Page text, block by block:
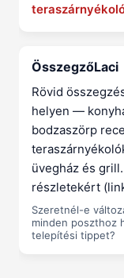
ÖsszegzőLaci
Rövid
helyen —
bodzaszörp
üvegház és
részletekért
Szeretnél-e
minden poszthoz
telepítési tippet?